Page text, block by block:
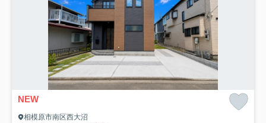
NEW
相模原市南区西大沼